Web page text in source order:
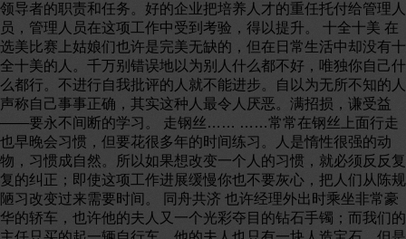
领导者的职责和任务。好的企业把培养人才的重任托付给管理人
员，管理人员在这项工作中受到考验，得以提升。 十全十美 在
选美比赛上姑娘们也许是完美无缺的，但在日常生活中却没有十
全十美的人。千万别错误地以为别人什么都不好，唯独你自己什
么都行。不进行自我批评的人就不能进步。自以为无所不知的人
声称自己事事正确，其实这种人最令人厌恶。满招损，谦受益
——要永不间断的学习。 走钢丝…… ……常常在钢丝上面行走
也早晚会习惯，但要花很多年的时间练习。人是惰性很强的动
物，习惯成自然。所以如果想改变一个人的习惯，就必须反反复
复的纠正；即使这项工作进展缓慢你也不要灰心，把人们从陈规
陋习改变过来需要时间。 同舟共济 也许经理外出时乘坐非常豪
华的轿车，也许他的夫人又一个光彩夺目的钻石手镯；而我们的